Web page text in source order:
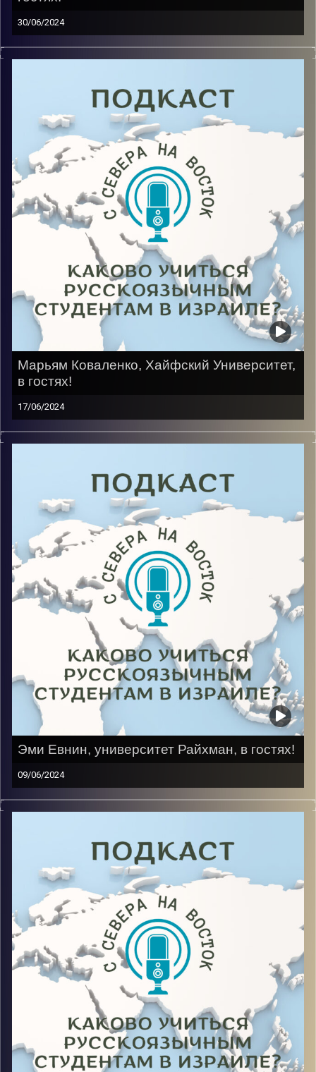
30/06/2024
Жить в Израиле, не знать иврит, но чувствовать себя
своим? Да! И такое возможно! Именно это
делится опытом как учебным, так и жизненным.
Image Credits:
AudioVersity
Марьям Коваленко, Хайфский Университет,
в гостях!
17/06/2024
После долгого периода неопределенности она все
таки выбрала Израиль центром своей жизни.
репатриантов, проблемы с армией и сменой
специальности гостья все же идет дальше. Сейчас
она учится на иврите на 1 курсе факультета
«Коммуникации».
Image Credits:
AudioVersity
Эми Евнин, университет Райхман, в гостях!
09/06/2024
Для переезда в Израиль пришлось заканчивать
школу экстерном, что не так просто, но и дальше
Иерусалимском университете, первое время жила
одна, учила новый язык, но с большой любовью и
преданностью к стране. Сейчас она продолжает
учиться на иврите, не побоясь сложностей, на
первом курсе факультета «Экономика и бизнес».
Image Credits:AudioVersity